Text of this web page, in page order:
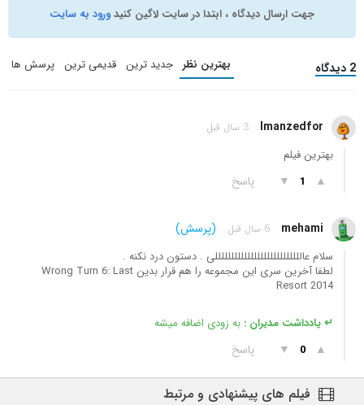
جهت ارسال دیدگاه ، ابتدا در سایت لاگین کنیدورود به سایت
2 دیدگاه بهترین نظر جدید ترین قدیمی ترین پرسش ها
Imanzedfor 3 سال قبل
بهترین فیلم
▲
1
▼ پاسخ
mehami 6 سال قبل (پرسش)
سلام عالللللللللللللللللللللللللللی . دستون درد نکنه .
لطفا آخرین سری این مجموعه را هم قرار بدین Wrong Turn 6: Last
Resort 2014
↵ یادداشت مدیران : به زودی اضافه میشه
▲
0
▼ پاسخ
فیلم های پیشنهادی و مرتبط